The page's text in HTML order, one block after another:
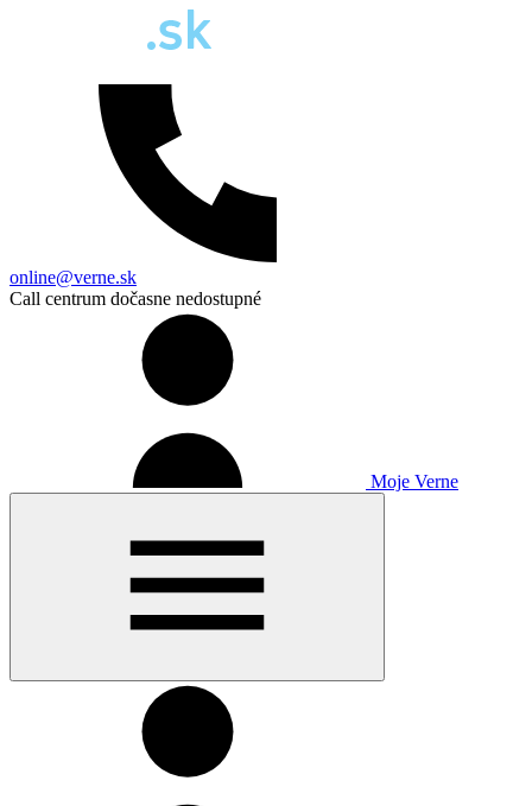
online@verne.sk
Call centrum dočasne nedostupné
Moje Verne